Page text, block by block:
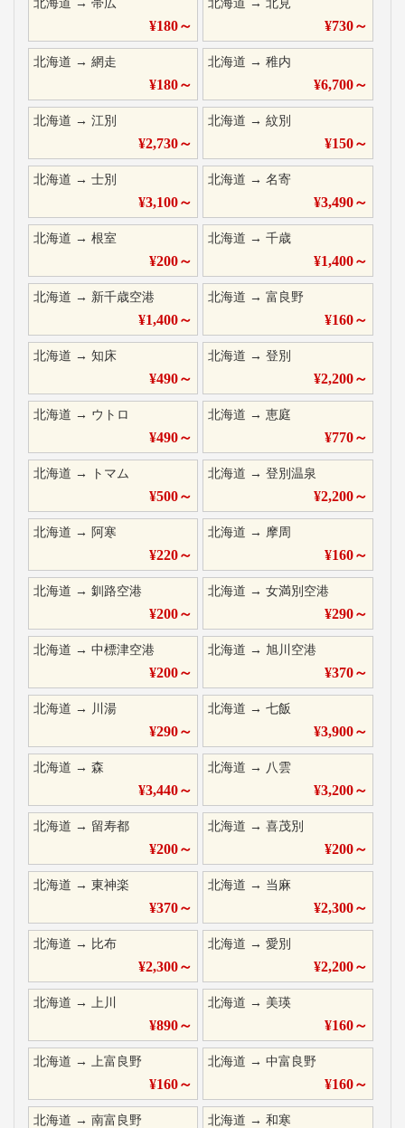
北海道 → 帯広
¥180～
北海道 →北見
¥730～
北海道 → 網走
¥180～
北海道 →稚内
¥6,700～
北海道 → 江別
¥2,730～
北海道 →紋別
¥150～
北海道 → 士別
¥3,100～
北海道 →名寄
¥3,490～
北海道 → 根室
¥200～
北海道 →千歳
¥1,400～
北海道 → 新千歳空港
¥1,400～
北海道 →富良野
¥160～
北海道 → 知床
¥490～
北海道 →登別
¥2,200～
北海道 → ウトロ
¥490～
北海道 →恵庭
¥770～
北海道 → トマム
¥500～
北海道 →登別温泉
¥2,200～
北海道 → 阿寒
¥220～
北海道 → 摩周
¥160～
北海道 → 釧路空港
¥200～
北海道 →女満別空港
¥290～
北海道 → 中標津空港
¥200～
北海道 →旭川空港
¥370～
北海道 → 川湯
¥290～
北海道 →七飯
¥3,900～
北海道 → 森
¥3,440～
北海道 → 八雲
¥3,200～
北海道 → 留寿都
¥200～
北海道 →喜茂別
¥200～
北海道 → 東神楽
¥370～
北海道 → 当麻
¥2,300～
北海道 → 比布
¥2,300～
北海道 →愛別
¥2,200～
北海道 → 上川
¥890～
北海道 → 美瑛
¥160～
北海道 → 上富良野
¥160～
北海道 →中富良野
¥160～
北海道 → 南富良野 北海道 →和寒